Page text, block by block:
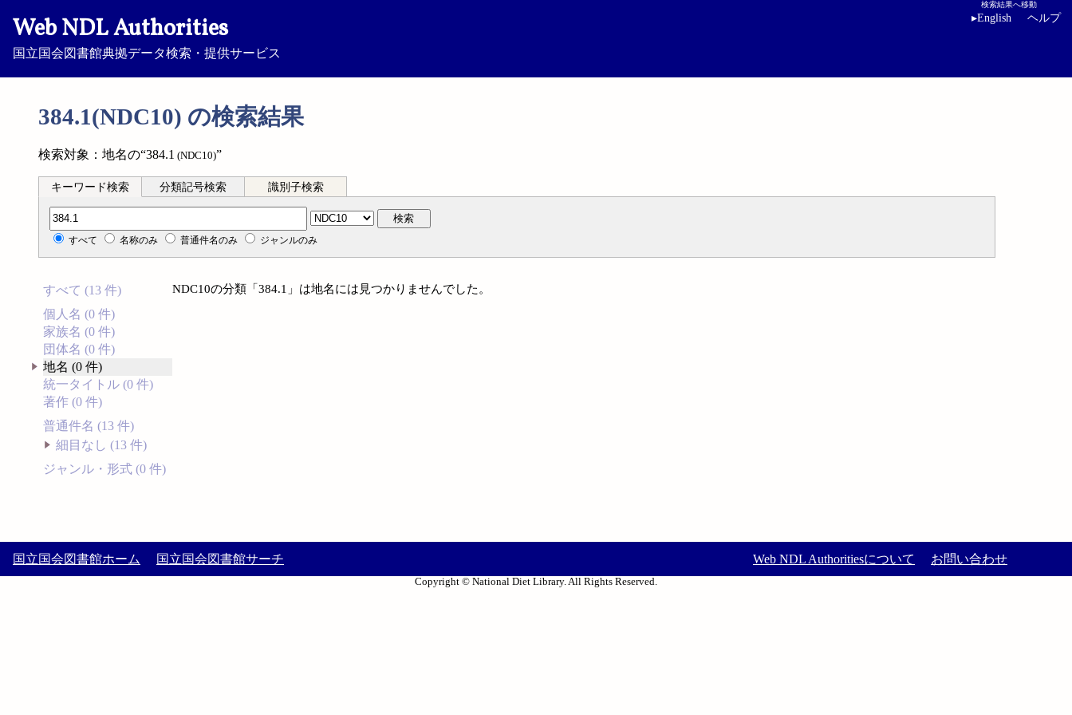
Web NDL Authorities
国立国会図書館典拠データ検索・提供サービス
検索結果へ移動
▸English ヘルプ
384.1(NDC10) の検索結果
検索対象：地名の“384.1 (NDC10)”
キーワード検索 分類記号検索 識別子検索
分類記号検索 検索
すべて 名称のみ 普通件名のみ ジャンルのみ
すべて (13 件)
個人名 (0 件)
家族名 (0 件)
団体名 (0 件)
地名 (0 件)
統一タイトル (0 件)
著作 (0 件)
普通件名 (13 件)
細目なし (13 件)
ジャンル・形式 (0 件)
NDC10の分類「384.1」は地名には見つかりませんでした。
国立国会図書館ホーム 国立国会図書館サーチ Web NDL Authoritiesについて お問い合わせ
Copyright © National Diet Library. All Rights Reserved.